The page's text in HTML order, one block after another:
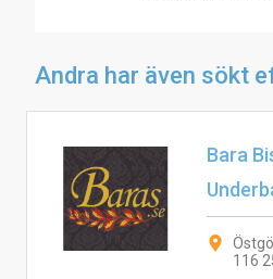
Andra har även sökt
Bara
116